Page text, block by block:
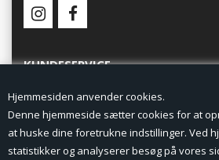
Hjemmesiden
Denne hjemmeside sætter cookies for at
at huske dine foretrukne indstillinger. Ved
statistikker og analyserer besøg på vores
KUNDESERVICE
Forside
Min Konto